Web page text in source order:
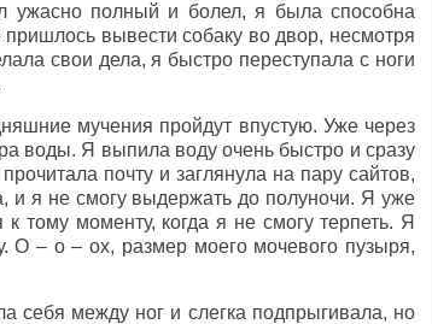
ужасно полный и болел, я была способна
вывести собаку во двор, несмотря
свои дела, я быстро переступала с ноги
мучения пройдут впустую. Уже через
воды. Я выпила воду очень быстро и сразу
почту и заглянула на пару сайтов,
и я не смогу выдержать до полуночи. Я уже
тому моменту, когда я не смогу терпеть. Я
О – о – ох, размер моего мочевого пузыря,
себя между ног и слегка подпрыгивала, но